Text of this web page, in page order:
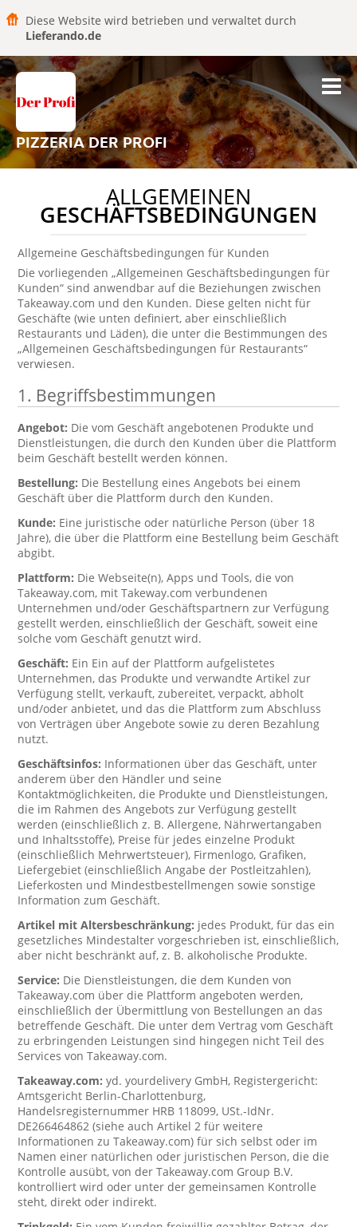
Diese Website wird betrieben und verwaltet durch
Lieferando.de
PIZZERIA DER PROFI
ALLGEMEINEN
GESCHÄFTSBEDINGUNGEN
Allgemeine Geschäftsbedingungen für Kunden
Die vorliegenden „Allgemeinen Geschäftsbedingungen für
Kunden“ sind anwendbar auf die Beziehungen zwischen
Takeaway.com und den Kunden. Diese gelten nicht für
Geschäfte (wie unten definiert, aber einschließlich
Restaurants und Läden), die unter die Bestimmungen des
„Allgemeinen Geschäftsbedingungen für Restaurants“
verwiesen.
1. Begriffsbestimmungen
Angebot: Die vom Geschäft angebotenen Produkte und
Dienstleistungen, die durch den Kunden über die Plattform
beim Geschäft bestellt werden können.
Bestellung: Die Bestellung eines Angebots bei einem
Geschäft über die Plattform durch den Kunden.
Kunde: Eine juristische oder natürliche Person (über 18
Jahre), die über die Plattform eine Bestellung beim Geschäft
abgibt.
Plattform: Die Webseite(n), Apps und Tools, die von
Takeaway.com, mit Takeway.com verbundenen
Unternehmen und/oder Geschäftspartnern zur Verfügung
gestellt werden, einschließlich der Geschäft, soweit eine
solche vom Geschäft genutzt wird.
Geschäft: Ein Ein auf der Plattform aufgelistetes
Unternehmen, das Produkte und verwandte Artikel zur
Verfügung stellt, verkauft, zubereitet, verpackt, abholt
und/oder anbietet, und das die Plattform zum Abschluss
von Verträgen über Angebote sowie zu deren Bezahlung
nutzt.
Geschäftsinfos: Informationen über das Geschäft, unter
anderem über den Händler und seine
Kontaktmöglichkeiten, die Produkte und Dienstleistungen,
die im Rahmen des Angebots zur Verfügung gestellt
werden (einschließlich z. B. Allergene, Nährwertangaben
und Inhaltsstoffe), Preise für jedes einzelne Produkt
(einschließlich Mehrwertsteuer), Firmenlogo, Grafiken,
Liefergebiet (einschließlich Angabe der Postleitzahlen),
Lieferkosten und Mindestbestellmengen sowie sonstige
Information zum Geschäft.
Artikel mit Altersbeschränkung: jedes Produkt, für das ein
gesetzliches Mindestalter vorgeschrieben ist, einschließlich,
aber nicht beschränkt auf, z. B. alkoholische Produkte.
Service: Die Dienstleistungen, die dem Kunden von
Takeaway.com über die Plattform angeboten werden,
einschließlich der Übermittlung von Bestellungen an das
betreffende Geschäft. Die unter dem Vertrag vom Geschäft
zu erbringenden Leistungen sind hingegen nicht Teil des
Services von Takeaway.com.
Takeaway.com:yd. yourdelivery GmbH, Registergericht:
Amtsgericht Berlin-Charlottenburg,
Handelsregisternummer HRB 118099, USt.-IdNr.
DE266464862 (siehe auch Artikel 2 für weitere
Informationen zu Takeaway.com) für sich selbst oder im
Namen einer natürlichen oder juristischen Person, die die
Kontrolle ausübt, von der Takeaway.com Group B.V.
kontrolliert wird oder unter der gemeinsamen Kontrolle
steht, direkt oder indirekt.